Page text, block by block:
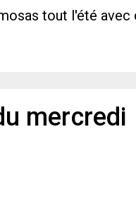
tout l'été
mercredi